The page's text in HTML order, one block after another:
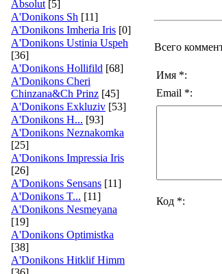
Absolut [5]
A'Donikons Sh [11]
A'Donikons Imheria Iris [0]
A'Donikons Ustinia Uspeh
[36]
A'Donikons Hollifild [68]
A'Donikons Cheri
Chinzana&Ch Prinz [45]
A'Donikons Exkluziv [53]
A'Donikons H... [93]
A'Donikons Neznakomka
[25]
A'Donikons Impressia Iris
[26]
A'Donikons Sensans [11]
A'Donikons T... [11]
A'Donikons Nesmeyana
[19]
A'Donikons Optimistka
[38]
A'Donikons Hitklif Himm
Всего
Имя *:
Email *:
Код *: